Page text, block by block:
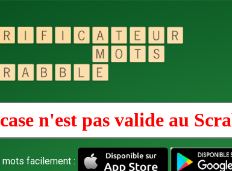
n'est pas valide au
facilement :